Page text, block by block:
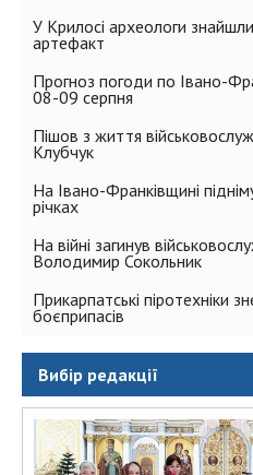
У Крилосі археологи
артефакт
Прогноз погоди по Івано-
08-09 серпня
Пішов з життя
Клубчук
На Івано-Франківщині
річках
На війні загинув
Володимир Сокольник
Прикарпатські піротехніки
боєприпасів
Вибір редакції